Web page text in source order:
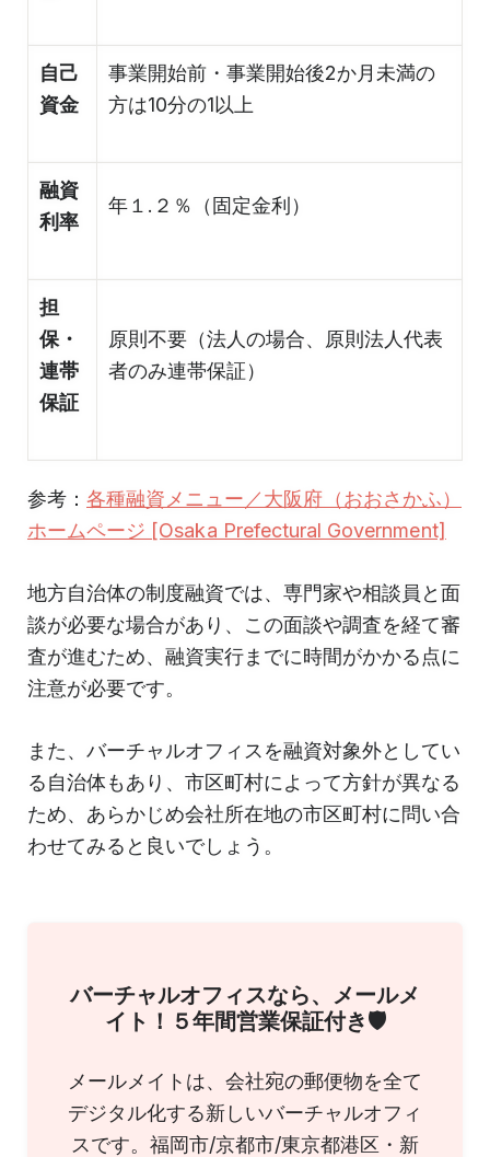
自己
資金
事業開始前・事業開始後2か月未満の
方は10分の1以上
融資
利率
年１.２％（固定金利）
担
保・
連帯
保証
原則不要（法人の場合、原則法人代表
者のみ連帯保証）
参考： 各種融資メニュー／大阪府（おおさかふ）
ホームページ [Osaka Prefectural Government]
地方自治体の制度融資では、専門家や相談員と面
談が必要な場合があり、この面談や調査を経て審
査が進むため、融資実行までに時間がかかる点に
注意が必要です。
また、バーチャルオフィスを融資対象外としてい
る自治体もあり、市区町村によって方針が異なる
ため、あらかじめ会社所在地の市区町村に問い合
わせてみると良いでしょう。
バーチャルオフィスなら、メールメ
イト！５年間営業保証付き🛡
メールメイトは、会社宛の郵便物を全て
デジタル化する新しいバーチャルオフィ
スです。福岡市/京都市/東京都港区・新